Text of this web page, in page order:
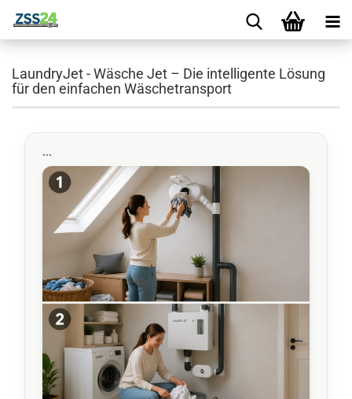
LaundryJet - Wäsche Jet – Die intelligente Lösung
für den einfachen Wäschetransport
```